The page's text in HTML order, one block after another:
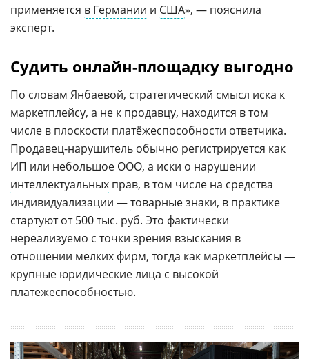
применяется в Германии и США», — пояснила
эксперт.
Судить онлайн-площадку выгодно
По словам Янбаевой, стратегический смысл иска к
маркетплейсу, а не к продавцу, находится в том
числе в плоскости платёжеспособности ответчика.
Продавец-нарушитель обычно регистрируется как
ИП или небольшое ООО, а иски о нарушении
интеллектуальных прав, в том числе на средства
индивидуализации —товарные знаки, в практике
стартуют от 500 тыс. руб. Это фактически
нереализуемо с точки зрения взыскания в
отношении мелких фирм, тогда как маркетплейсы —
крупные юридические лица с высокой
платежеспособностью.